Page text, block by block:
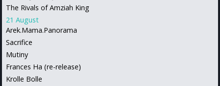
The Rivals of Amziah King
21 August
Arek.Mama.Panorama
Sacrifice
Mutiny
Frances Ha (re-release)
Krolle Bolle